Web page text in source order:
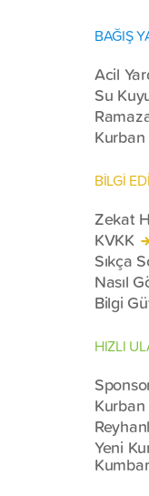
BAĞIŞ
Acil
Su
BİLGİ
Zekat
KVKK
Sıkça
Nasıl
Bilgi
HIZLI
Yeni